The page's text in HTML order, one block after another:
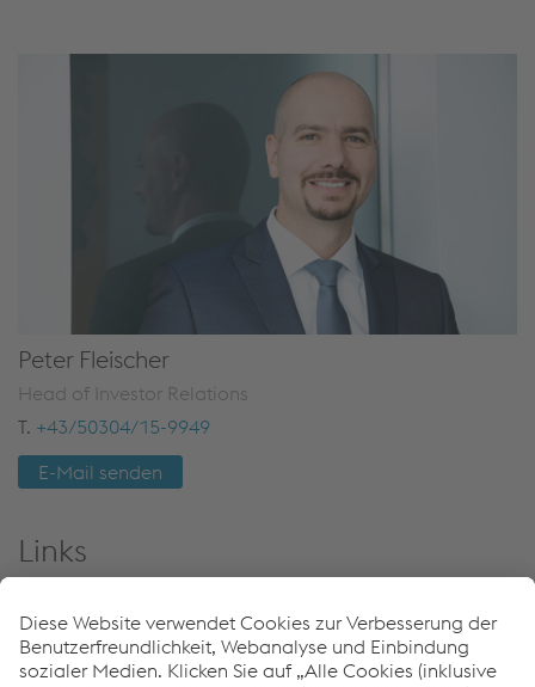
Peter Fleischer
Head of Investor Relations
T. +43/50304/15-9949
E-Mail senden
Links
Hauptversammlung 2010
Hauptversammlung 2009